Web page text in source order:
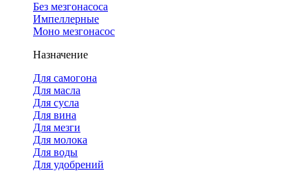
Без мезгонасоса
Импеллерные
Моно мезгонасос
Назначение
Для самогона
Для масла
Для сусла
Для вина
Для мезги
Для молока
Для воды
Для удобрений